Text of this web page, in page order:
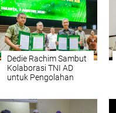
Dedie Rachim Sambut
Kolaborasi TNI AD
untuk Pengolahan